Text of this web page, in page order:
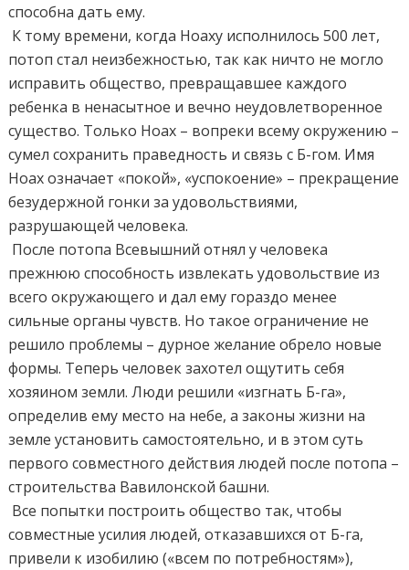
способна дать ему.
К тому времени, когда Ноаху исполнилось 500 лет,
потоп стал неизбежностью, так как ничто не могло
исправить общество, превращавшее каждого
ребенка в ненасытное и вечно неудовлетворенное
существо. Только Ноах – вопреки всему окружению –
сумел сохранить праведность и связь с Б-гом. Имя
Ноах означает «покой», «успокоение» – прекращение
безудержной гонки за удовольствиями,
разрушающей человека.
После потопа Всевышний отнял у человека
прежнюю способность извлекать удовольствие из
всего окружающего и дал ему гораздо менее
сильные органы чувств. Но такое ограничение не
решило проблемы – дурное желание обрело новые
формы. Теперь человек захотел ощутить себя
хозяином земли. Люди решили «изгнать Б-га»,
определив ему место на небе, а законы жизни на
земле установить самостоятельно, и в этом суть
первого совместного действия людей после потопа –
строительства Вавилонской башни.
Все попытки построить общество так, чтобы
совместные усилия людей, отказавшихся от Б-га,
привели к изобилию («всем по потребностям»),